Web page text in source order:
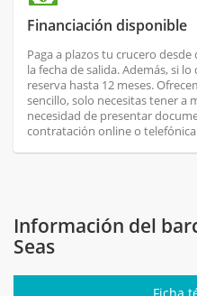
Financiación disponible
Paga a plazos tu crucero
la fecha de salida. Además, si
reserva hasta 12 meses.
sencillo, solo necesitas tener a
necesidad de presentar
contratación online o
Información del
Seas